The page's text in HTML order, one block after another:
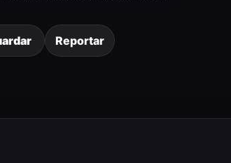
Reportar